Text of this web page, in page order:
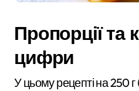
Пропорції та
цифри
У цьому рецепті на 250